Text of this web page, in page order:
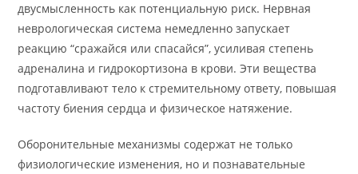
двусмысленность как потенциальную риск. Нервная
неврологическая система немедленно запускает
реакцию “сражайся или спасайся”, усиливая степень
адреналина и гидрокортизона в крови. Эти вещества
подготавливают тело к стремительному ответу, повышая
частоту биения сердца и физическое натяжение.
Оборонительные механизмы содержат не только
физиологические изменения, но и познавательные